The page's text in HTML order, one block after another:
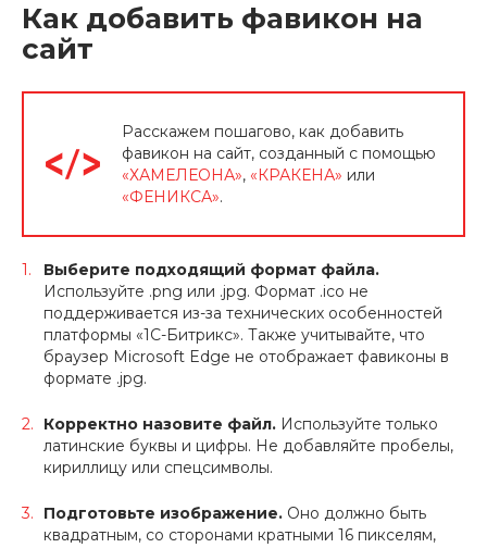
Как добавить фавикон на
сайт
Расскажем пошагово, как добавить
фавикон на сайт, созданный с помощью
«ХАМЕЛЕОНА», «КРАКЕНА» или
«ФЕНИКСА».
Выберите подходящий формат файла.
Используйте .png или .jpg. Формат .ico не
поддерживается из-за технических особенностей
платформы «1С-Битрикс». Также учитывайте, что
браузер Microsoft Edge не отображает фавиконы в
формате .jpg.
Корректно назовите файл. Используйте только
латинские буквы и цифры. Не добавляйте пробелы,
кириллицу или спецсимволы.
Подготовьте изображение. Оно должно быть
квадратным, со сторонами кратными 16 пикселям,